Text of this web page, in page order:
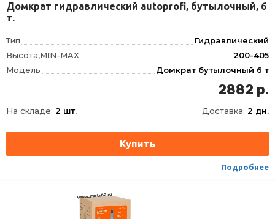
Домкрат гидравлический autoprofi, бутылочный, 6
т.
Тип
Гидравлический
Высота,MIN-MAX
200-405
Модель
Домкрат бутылочный 6 т
2882 р.
На складе: 2 шт. Доставка: 2 дн.
Подробнее